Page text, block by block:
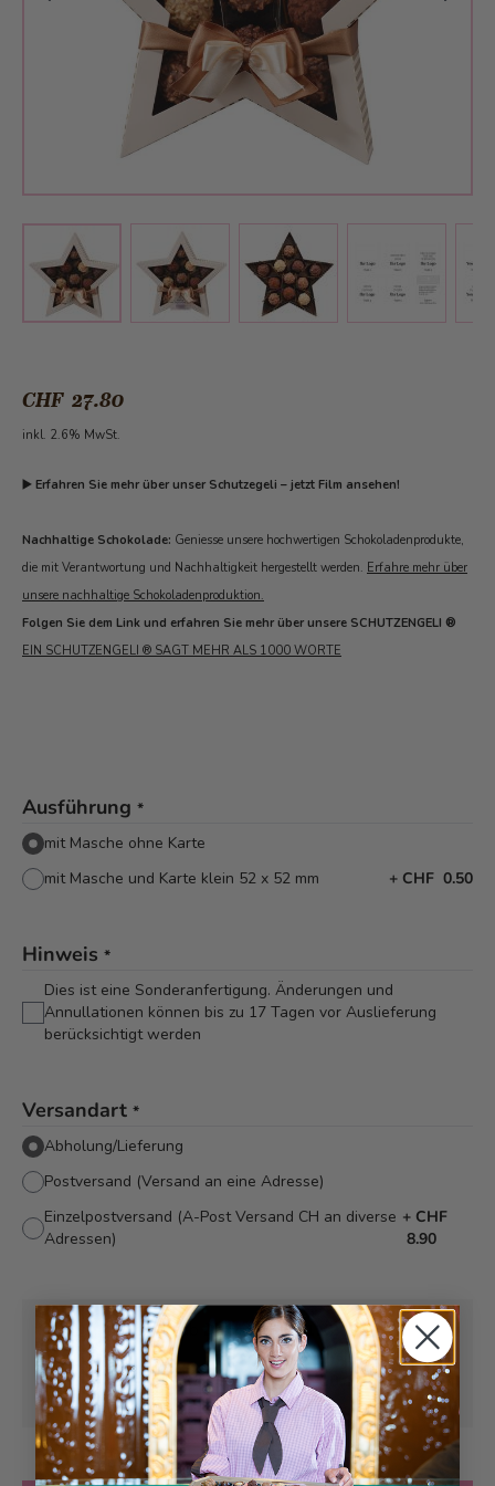
View larger imageView larger imageView larger image
CHF 27.80
inkl. 2.6% MwSt.
▶️ Erfahren Sie mehr über unser Schutzegeli – jetzt Film ansehen!
Nachhaltige Schokolade: Geniesse unsere hochwertigen Schokoladenprodukte,
die mit Verantwortung und Nachhaltigkeit hergestellt werden. Erfahre mehr über
unsere nachhaltige Schokoladenproduktion.
Folgen Sie dem Link und erfahren Sie mehr über unsere SCHUTZENGELI ®
EIN SCHUTZENGELI ® SAGT MEHR ALS 1000 WORTE
Ausführung *
mit Masche ohne Karte
mit Masche und Karte klein 52 x 52 mm
+ CHF 0.50
Hinweis *
Dies ist eine Sonderanfertigung. Änderungen und
Annullationen können bis zu 17 Tagen vor Auslieferung
berücksichtigt werden
Versandart *
Abholung/Lieferung
Postversand (Versand an eine Adresse)
Einzelpostversand (A-Post Versand CH an diverse
Adressen)
+ CHF
8.90
Abholung ab Dienstag, 10.11.2026
Kann frühstens abDienstag, 10.11.2026
geliefert werden